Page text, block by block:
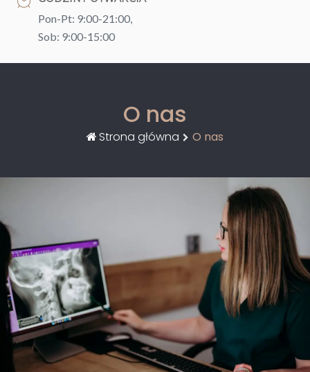
Pon-Pt: 9:00-21:00,
Sob: 9:00-15:00
O nas
Strona główna O nas